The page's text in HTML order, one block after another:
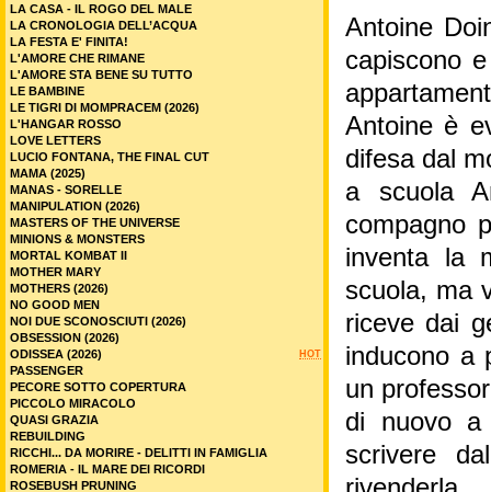
Antoine
capiscono
Antoine è
difesa dal
a scuola
compagno
inventa la
scuola, ma
riceve dai
inducono a
un
di nuovo
scrivere
LA CASA - IL ROGO DEL MALE
LA CRONOLOGIA DELL’ACQUA
LA FESTA E' FINITA!
L'AMORE CHE RIMANE
L'AMORE STA BENE SU TUTTO
LE BAMBINE
LE TIGRI DI MOMPRACEM (2026)
L'HANGAR ROSSO
LOVE LETTERS
LUCIO FONTANA, THE FINAL CUT
MAMA (2025)
MANAS - SORELLE
MANIPULATION (2026)
MASTERS OF THE UNIVERSE
MINIONS & MONSTERS
MORTAL KOMBAT II
MOTHER MARY
MOTHERS (2026)
NO GOOD MEN
NOI DUE SCONOSCIUTI (2026)
OBSESSION (2026)
HOT
ODISSEA (2026)
PASSENGER
PECORE SOTTO COPERTURA
PICCOLO MIRACOLO
QUASI GRAZIA
REBUILDING
RICCHI... DA MORIRE - DELITTI IN FAMIGLIA
ROMERIA - IL MARE DEI RICORDI
ROSEBUSH PRUNING